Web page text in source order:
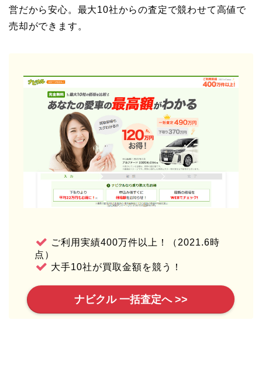
営だから安心。最大10社からの査定で競わせて高値で
売却ができます。
ご利用実績400万件以上！（2021.6時
点）
大手10社が買取金額を競う！
ナビクル 一括査定へ >>